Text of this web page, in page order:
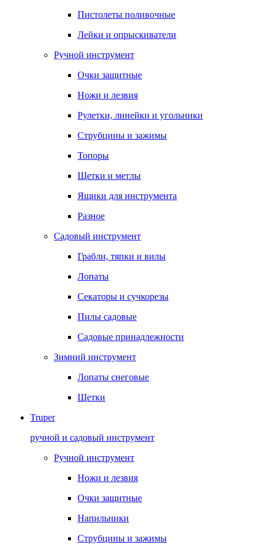
Пистолеты поливочные
Лейки и опрыскиватели
Ручной инструмент
Очки защитные
Ножи и лезвия
Рулетки, линейки и угольники
Струбцины и зажимы
Топоры
Щетки и метлы
Ящики для инструмента
Разное
Садовый инструмент
Грабли, тяпки и вилы
Лопаты
Секаторы и сучкорезы
Пилы садовые
Садовые принадлежности
Зимний инструмент
Лопаты снеговые
Щетки
Truper
ручной и садовый инструмент
Ручной инструмент
Ножи и лезвия
Очки защитные
Напильники
Струбцины и зажимы